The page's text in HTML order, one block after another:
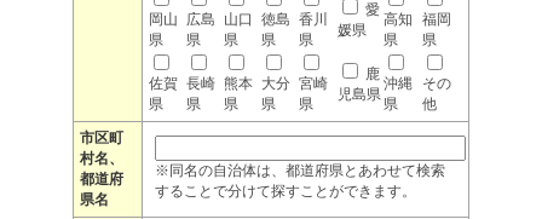
岡山
県
広島
県
山口
県
徳島
県
香川
県
愛
媛県
高知
県
福岡
県
佐賀
県
長崎
県
熊本
県
大分
県
宮崎
県
鹿
児島県
沖縄
県
その
他
市区町
村名、
都道府
県名
※同名の自治体は、都道府県とあわせて検索
することで分けて探すことができます。